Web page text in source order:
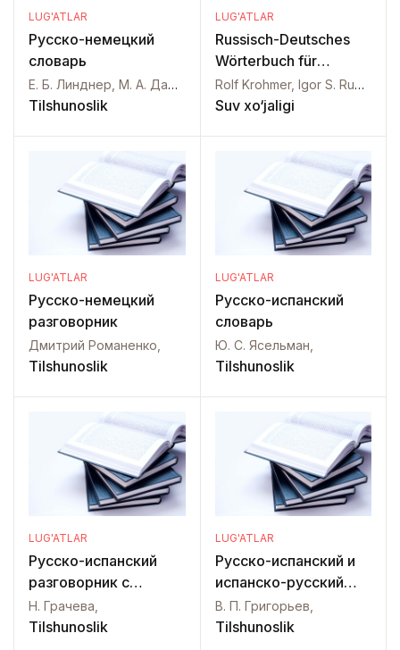
LUG'ATLAR
Русско-немецкий
словарь
Е. Б. Линднер, М. А. Дарская, А. А. Лепинг, М. А. Сергиевская,
Tilshunoslik
LUG'ATLAR
Russisch-Deutsches
Wörterbuch für
Wasserwirtschaft
Rolf Krohmer, Igor S. Rumjanzev,
Suv xo‘jaligi
LUG'ATLAR
Русско-немецкий
разговорник
Дмитрий Романенко,
Tilshunoslik
LUG'ATLAR
Русско-испанский
словарь
Ю. С. Ясельман,
Tilshunoslik
LUG'ATLAR
Русско-испанский
разговорник с
путеводителем
Н. Грачева,
Tilshunoslik
LUG'ATLAR
Русско-испанский и
испанско-русский
словарь
В. П. Григорьев,
Tilshunoslik